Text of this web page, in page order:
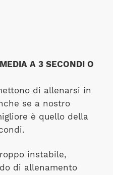
A 3 SECONDI O
di allenarsi in
se a nostro
è quello della
instabile,
di allenamento